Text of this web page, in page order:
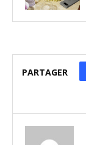
PARTAGER